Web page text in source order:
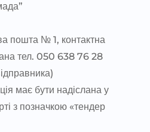
пошта № 1, контактна
тел. 050 638 76 28
має бути надіслана у
з позначкою «тендер